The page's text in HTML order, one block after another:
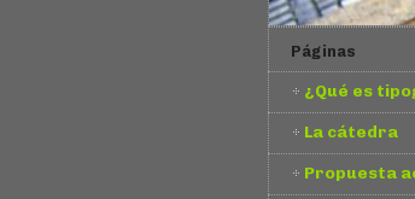
Páginas
¿Qué es
La cátedra
Propuesta